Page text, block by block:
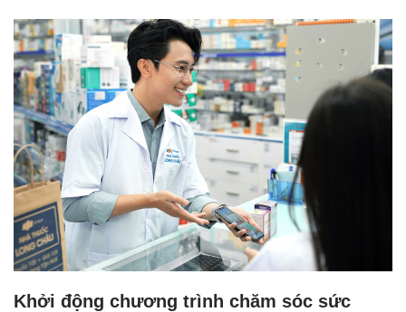
Khởi động chương trình chăm sóc sức